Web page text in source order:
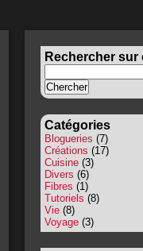
Rechercher sur
Catégories
Blogueries (7)
Créations (17)
Cuisine (3)
Divers (6)
Fibres (1)
Tutoriels (8)
Vie (8)
Voyage (3)